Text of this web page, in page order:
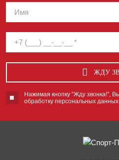
ЖДУ
Нажимая кнопку “Жду звонка!”,
обработку персональных данных